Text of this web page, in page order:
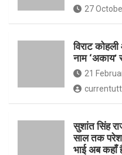
27
विराट
नाम ‘अकाय’
21
सुशांत सिंह
साल तक
भाई अब कहाँ